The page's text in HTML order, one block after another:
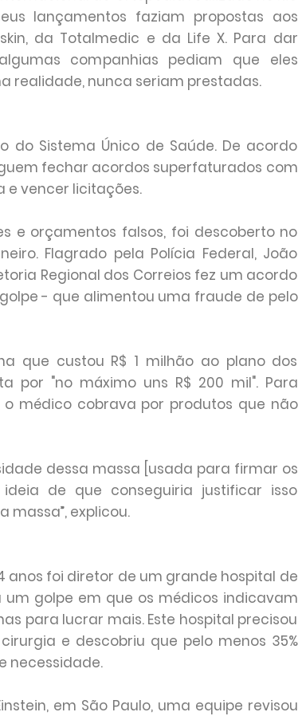
lançamentos faziam propostas aos
da Totalmedic e da Life X. Para dar
companhias pediam que eles
realidade, nunca seriam prestadas.
do Sistema Único de Saúde. De acordo
fechar acordos superfaturados com
e vencer licitações.
e orçamentos falsos, foi descoberto no
Flagrado pela Polícia Federal, João
Regional dos Correios fez um acordo
- que alimentou uma fraude de pelo
que custou R$ 1 milhão ao plano dos
por "no máximo uns R$ 200 mil". Para
médico cobrava por produtos que não
dessa massa [usada para firmar os
de que conseguiria justificar isso
explicou.
anos foi diretor de um grande hospital de
golpe em que os médicos indicavam
para lucrar mais. Este hospital precisou
e descobriu que pelo menos 35%
necessidade.
em São Paulo, uma equipe revisou